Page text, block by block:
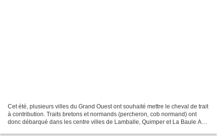
Cet été, plusieurs villes du Grand Ouest ont souhaité mettre le cheval de trait
à contribution. Traits bretons et normands (percheron, cob normand) ont
donc débarqué dans les centre villes de Lamballe, Quimper et La Baule A